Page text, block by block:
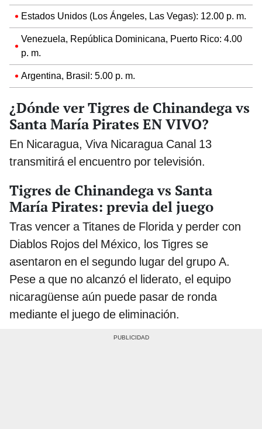
Estados Unidos (Los Ángeles, Las Vegas): 12.00 p. m.
Venezuela, República Dominicana, Puerto Rico: 4.00
p. m.
Argentina, Brasil: 5.00 p. m.
¿Dónde ver Tigres de Chinandega vs
Santa María Pirates EN VIVO?
En Nicaragua, Viva Nicaragua Canal 13
transmitirá el encuentro por televisión.
Tigres de Chinandega vs Santa
María Pirates: previa del juego
Tras vencer a Titanes de Florida y perder con
Diablos Rojos del México, los Tigres se
asentaron en el segundo lugar del grupo A.
Pese a que no alcanzó el liderato, el equipo
nicaragüense aún puede pasar de ronda
mediante el juego de eliminación.